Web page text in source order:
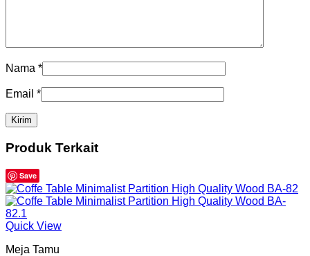
Nama *
Email *
Produk Terkait
Save
Quick View
Meja Tamu